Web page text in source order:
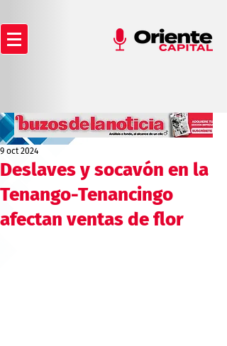
Deslaves y socavón en la
Tenango-Tenancingo
afectan ventas de flor
9 oct 2024